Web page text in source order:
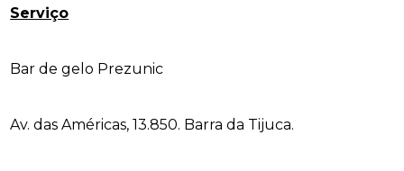
Serviço
Bar de gelo Prezunic
Av. das Américas, 13.850. Barra da Tijuca.